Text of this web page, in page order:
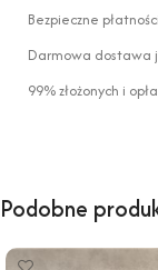
Bezpieczne płatności
Darmowa dostawa
99% złożonych i
Podobne